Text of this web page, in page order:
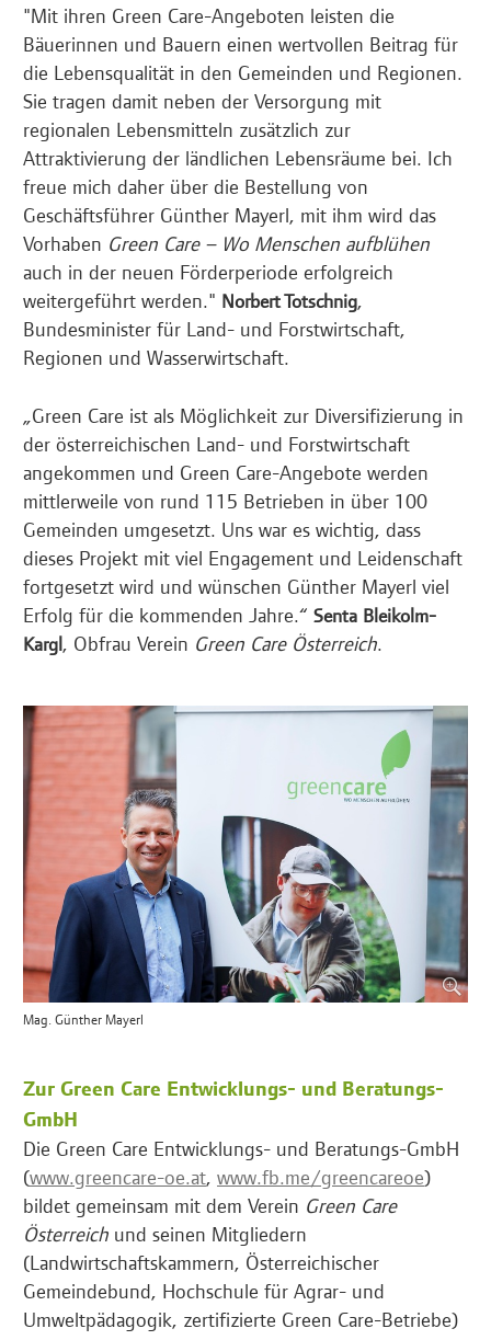
"Mit ihren Green Care-Angeboten leisten die
Bäuerinnen und Bauern einen wertvollen Beitrag für
die Lebensqualität in den Gemeinden und Regionen.
Sie tragen damit neben der Versorgung mit
regionalen Lebensmitteln zusätzlich zur
Attraktivierung der ländlichen Lebensräume bei. Ich
freue mich daher über die Bestellung von
Geschäftsführer Günther Mayerl, mit ihm wird das
Vorhaben Green Care – Wo Menschen aufblühen
auch in der neuen Förderperiode erfolgreich
weitergeführt werden." Norbert Totschnig,
Bundesminister für Land- und Forstwirtschaft,
Regionen und Wasserwirtschaft.
„Green Care ist als Möglichkeit zur Diversifizierung in
der österreichischen Land- und Forstwirtschaft
angekommen und Green Care-Angebote werden
mittlerweile von rund 115 Betrieben in über 100
Gemeinden umgesetzt. Uns war es wichtig, dass
dieses Projekt mit viel Engagement und Leidenschaft
fortgesetzt wird und wünschen Günther Mayerl viel
Erfolg für die kommenden Jahre.“ Senta Bleikolm-
Kargl, Obfrau Verein Green Care Österreich.
Mag. Günther Mayerl
Zur Green Care Entwicklungs- und Beratungs-
GmbH
Die Green Care Entwicklungs- und Beratungs-GmbH
(www.greencare-oe.at, www.fb.me/greencareoe)
bildet gemeinsam mit dem Verein Green Care
Österreich und seinen Mitgliedern
(Landwirtschaftskammern, Österreichischer
Gemeindebund, Hochschule für Agrar- und
Umweltpädagogik, zertifizierte Green Care-Betriebe)